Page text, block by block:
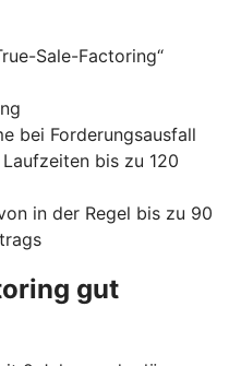
Sale-Factoring“
bei Forderungsausfall
bis zu 120
in der Regel bis zu 90
gut